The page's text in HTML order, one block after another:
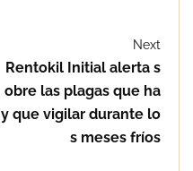
Next
Rentokil Initial alerta s
obre las plagas que ha
y que vigilar durante lo
s meses fríos